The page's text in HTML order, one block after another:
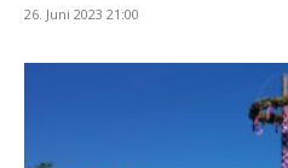
26. Juni 2023 21:00